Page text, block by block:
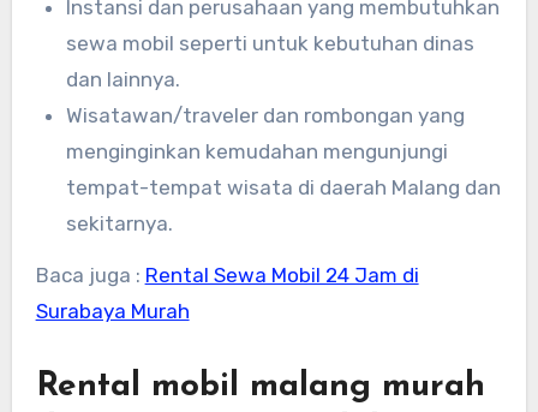
Instansi dan perusahaan yang membutuhkan
sewa mobil seperti untuk kebutuhan dinas
dan lainnya.
Wisatawan/traveler dan rombongan yang
menginginkan kemudahan mengunjungi
tempat-tempat wisata di daerah Malang dan
sekitarnya.
Baca juga : Rental Sewa Mobil 24 Jam di
Surabaya Murah
Rental mobil malang murah